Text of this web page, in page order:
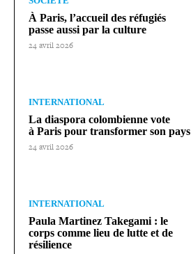
À Paris, l’accueil des réfugiés
passe aussi par la culture
24 avril 2026
INTERNATIONAL
La diaspora colom­bienne vote
à Paris pour trans­for­mer son pays
24 avril 2026
INTERNATIONAL
Paula Martinez Takegami : le
corps comme lieu de lutte et de
résilience